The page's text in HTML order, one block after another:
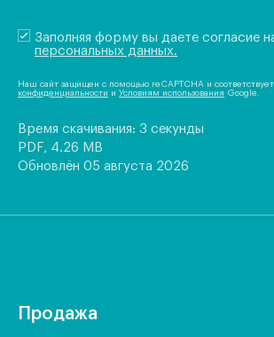
Заполняя форму вы даете согласие
персональных данных.
Наш сайт защищен с помощью reCAPTCHA и соответствует
конфиденциальности и Условиям использования Google.
Время скачивания: 3 секунды
PDF, 4.26 MB
Обновлён 05 августа 2026
Продажа